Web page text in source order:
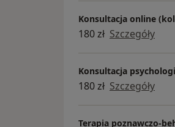
Konsultacja online
180 zł Szczegóły
Konsultacja
180 zł Szczegóły
Terapia poznawczo-